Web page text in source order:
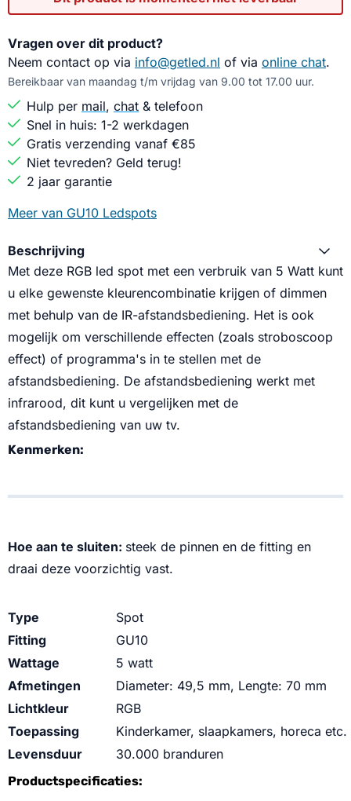
Vragen over dit product?
Neem contact op via info@getled.nl of via online chat.
Bereikbaar van maandag t/m vrijdag van 9.00 tot 17.00 uur.
Hulp per mail, chat & telefoon
Snel in huis: 1-2 werkdagen
Gratis verzending vanaf €85
Niet tevreden? Geld terug!
2 jaar garantie
Meer van GU10 Ledspots
Beschrijving
Met deze RGB led spot met een verbruik van 5 Watt kunt
u elke gewenste kleurencombinatie krijgen of dimmen
met behulp van de IR-afstandsbediening. Het is ook
mogelijk om verschillende effecten (zoals stroboscoop
effect) of programma's in te stellen met de
afstandsbediening. De afstandsbediening werkt met
infrarood, dit kunt u vergelijken met de
afstandsbediening van uw tv.
Kenmerken:
Hoe aan te sluiten: steek de pinnen en de fitting en
draai deze voorzichtig vast.
Type
Spot
Fitting
GU10
Wattage
5 watt
Afmetingen
Diameter: 49,5 mm, Lengte: 70 mm
Lichtkleur
RGB
Toepassing
Kinderkamer, slaapkamers, horeca etc.
Levensduur
30.000 branduren
Productspecificaties: